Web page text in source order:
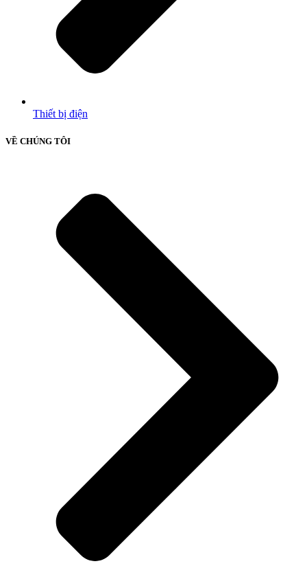
Thiết bị điện
VỀ CHÚNG TÔI